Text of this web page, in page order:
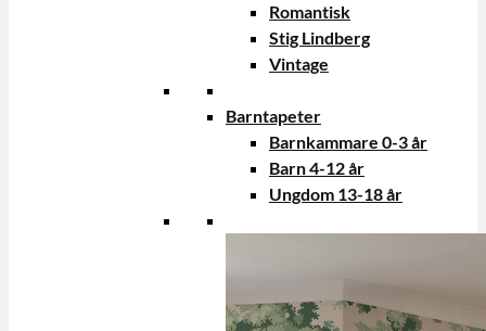
Romantisk
Stig Lindberg
Vintage
Barntapeter
Barnkammare 0-3 år
Barn 4-12 år
Ungdom 13-18 år